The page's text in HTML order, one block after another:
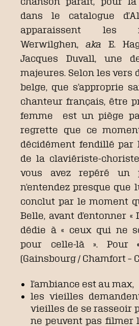
dans le catalogue
apparaissent les
Werwilghen, aka E.
Jacques Duvall, une
majeures. Selon les vers
belge, que s’approprie
chanteur français, être
femme est un piège
regrette que ce
décidément fendillé par
de la claviériste-
vous avez repéré un
n’entendez presque que
conclut par le moment
Belle, avant d’entonner «
dédie à « ceux qui ne
pour celle-là ». Pour
(Gainsbourg / Chamfort –
l’ambiance est au max,
les vieilles
vieilles de se rasseoir
ne peuvent pas filmer